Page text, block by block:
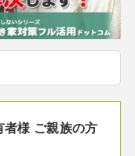
様 ご親族の方